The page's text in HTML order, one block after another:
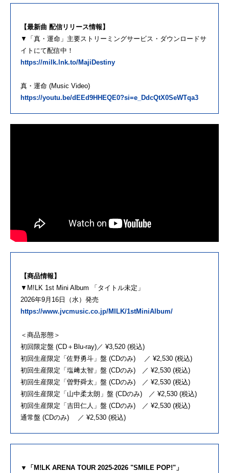
【最新曲 配信リリース情報】
▼「真・運命」主要ストリーミングサービス・ダウンロードサ
イトにて配信中！
https://milk.lnk.to/MajiDestiny
真・運命 (Music Video)
https://youtu.be/dEEd9HHEQE0?si=e_DdcQtX0SeWTqa3
【商品情報】
▼M!LK 1st Mini Album 「タイトル未定」
2026年9月16日（水）発売
https://www.jvcmusic.co.jp/MILK/1stMiniAlbum/
＜商品形態＞
初回限定盤 (CD＋Blu-ray)／ ¥3,520 (税込)
初回生産限定「佐野勇斗」盤 (CDのみ) ／ ¥2,530 (税込)
初回生産限定「塩﨑太智」盤 (CDのみ) ／ ¥2,530 (税込)
初回生産限定「曽野舜太」盤 (CDのみ) ／ ¥2,530 (税込)
初回生産限定「山中柔太朗」盤 (CDのみ) ／ ¥2,530 (税込)
初回生産限定「吉田仁人」盤 (CDのみ) ／ ¥2,530 (税込)
通常盤 (CDのみ) ／ ¥2,530 (税込)
▼「M!LK ARENA TOUR 2025-2026 "SMILE POP!"」